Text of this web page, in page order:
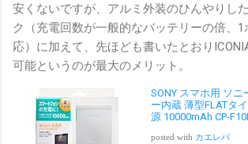
安くないですが、アルミ外装のひんやりし
ク（充電回数が一般的なバッテリーの倍、1
応）に加えて、先ほども書いたとおり
可能というのが最大のメリット。
SONY スマホ用 ソ
ー内蔵 薄型FLATタ
源 10000mAh CP-
posted with カエレバ